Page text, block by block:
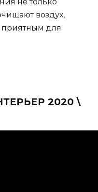
воздух,
приятным для
2020 \